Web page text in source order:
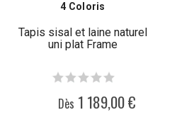
4 Coloris
Tapis sisal et laine naturel
uni plat Frame
Dès 1 189,00 €